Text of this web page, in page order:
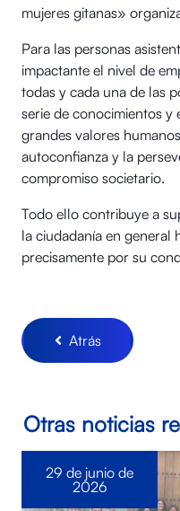
mujeres gitanas»
Para las personas
impactante el nivel de
todas y cada una de las
serie de conocimientos y
grandes valores
autoconfianza y la
compromiso societario.
Todo ello contribuye a
la ciudadanía en general
precisamente por su
Atrás
Otras noticias
29 de junio de
2026